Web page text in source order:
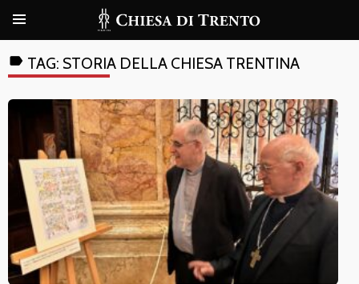
label TAG: STORIA DELLA CHIESA TRENTINA